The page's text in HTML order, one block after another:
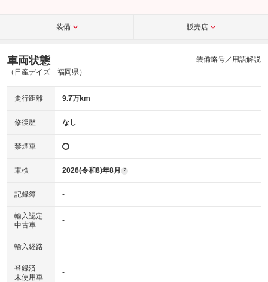
装備 販売店
車両状態
（日産デイズ 福岡県）
装備略号／用語解説
走行距離 9.7万km
修復歴 なし
禁煙車
車検 2026(令和8)年8月 ?
記録簿 -
輸入認定
中古車
-
輸入経路 -
登録済
未使用車
-